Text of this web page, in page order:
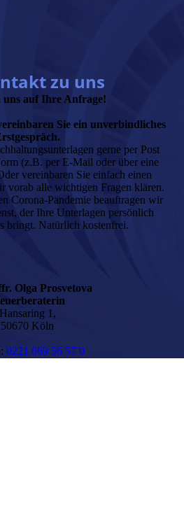
zu uns
auf Ihre Anfrage!
Sie ein unverbindliches
gerne per Post
(z.B. per E-Mail oder über eine
vereinbaren Sie einfach einen
vorab alle wichtigen Fragen klären.
Corona-Pandemie beauftragen wir
der Ihre Unterlagen persönlich
bringt. Natürlich kostenfrei.
Olga Prosvetova
Hansaring 1,
50670 Köln
0221 669 56 57 0